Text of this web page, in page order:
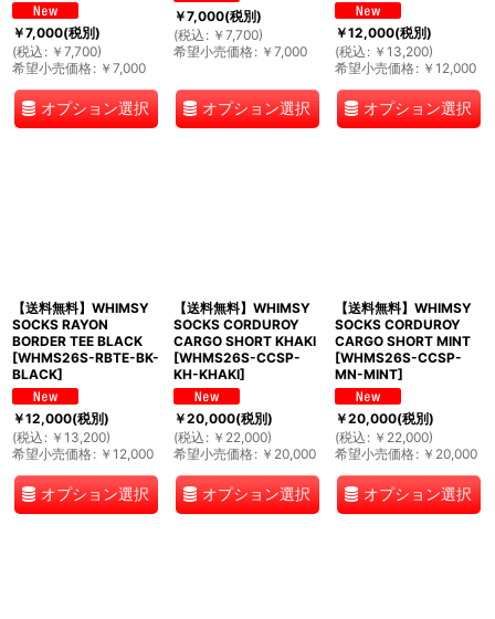
￥7,000(税別)
(税込 : ￥ 7,700)
希望小売価格: ￥ 7,000
オプション選択
￥7,000(税別)
(税込 : ￥ 7,700)
希望小売価格: ￥ 7,000
オプション選択
￥12,000(税別)
(税込 : ￥ 13,200)
希望小売価格: ￥ 12,000
オプション選択
【送料無料】WHIMSY
SOCKS RAYON
BORDER TEE BLACK
[WHMS26S-RBTE-BK-
BLACK]
￥12,000(税別)
(税込 : ￥ 13,200)
希望小売価格: ￥ 12,000
オプション選択
【送料無料】WHIMSY
SOCKS CORDUROY
CARGO SHORT KHAKI
[WHMS26S-CCSP-
KH-KHAKI]
￥20,000(税別)
(税込 : ￥ 22,000)
希望小売価格: ￥ 20,000
オプション選択
【送料無料】WHIMSY
SOCKS CORDUROY
CARGO SHORT MINT
[WHMS26S-CCSP-
MN-MINT]
￥20,000(税別)
(税込 : ￥ 22,000)
希望小売価格: ￥ 20,000
オプション選択